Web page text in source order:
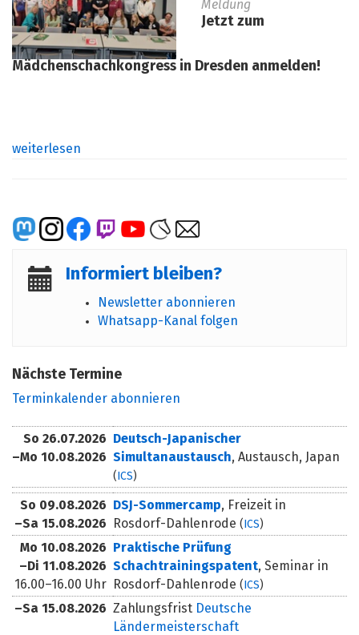
Meldung
Jetzt zum
Mädchenschachkongress in Dresden anmelden!
weiterlesen
Informiert bleiben?
Newsletter abonnieren
Whatsapp-Kanal folgen
Nächste Termine
Terminkalender abonnieren
So 26.07.2026
–Mo 10.08.2026
Deutsch-Japanischer
Simultanaustausch, Austausch, Japan
( ICS)
So 09.08.2026
–Sa 15.08.2026
DSJ-Sommercamp, Freizeit in
Rosdorf-Dahlenrode ( ICS)
Mo 10.08.2026
– Di 11.08.2026
16.00–16.00 Uhr
Praktische Prüfung
Schachtrainingspatent, Seminar in
Rosdorf-Dahlenrode ( ICS)
–Sa 15.08.2026 Zahlungsfrist Deutsche
Ländermeisterschaft